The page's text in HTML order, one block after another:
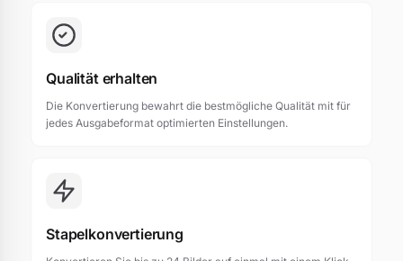
Qualität erhalten
Die Konvertierung bewahrt die bestmögliche Qualität mit für
jedes Ausgabeformat optimierten Einstellungen.
Stapelkonvertierung